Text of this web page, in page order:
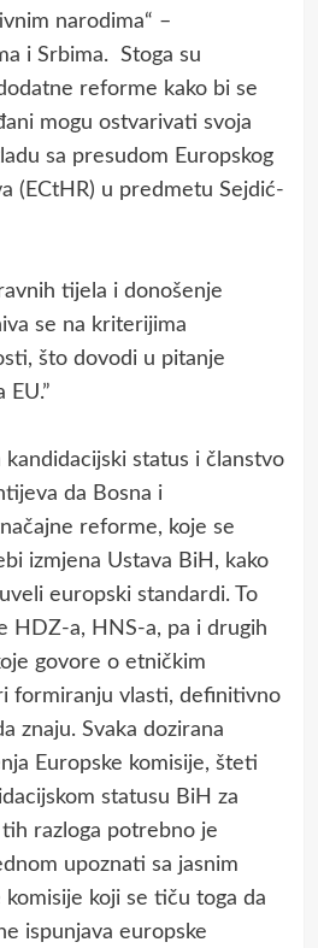
narodima“ –
i Srbima. Stoga su
reforme kako bi se
mogu ostvarivati svoja
sa presudom Europskog
(ECtHR) u predmetu Sejdić-
tijela i donošenje
se na kriterijima
što dovodi u pitanje
status i članstvo
da Bosna i
reforme, koje se
izmjena Ustava BiH, kako
europski standardi. To
HDZ-a, HNS-a, pa i drugih
govore o etničkim
formiranju vlasti, definitivno
znaju. Svaka dozirana
Europske komisije, šteti
statusu BiH za
razloga potrebno je
upoznati sa jasnim
komisije koji se tiču toga da
ispunjava europske